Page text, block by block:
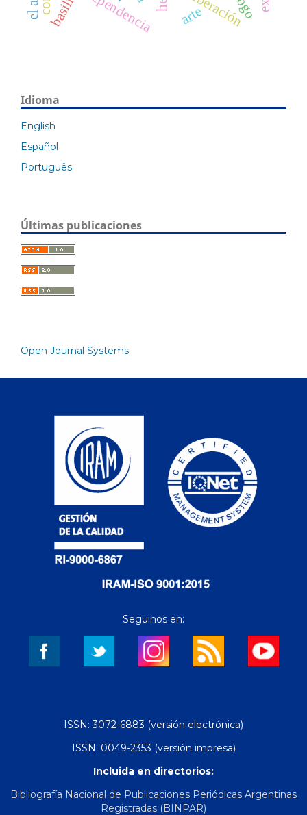
dependencia arte
Idioma
English
Español
Português
Últimas publicaciones
Open Journal Systems
Seguinos en:
ISSN: 3072-6883 (versión electrónica)
ISSN: 0049-2353 (versión impresa)
Incluida en directorios:
Bibliografía Nacional de Publicaciones Periódicas Argentinas
Registradas (BINPAR)